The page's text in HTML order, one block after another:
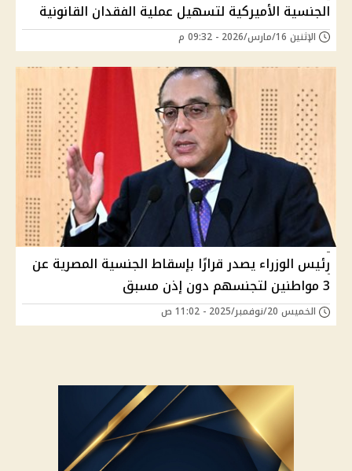
الجنسية الأميركية لتسهيل عملية الفقدان القانونية
الإثنين 16/مارس/2026 - 09:32 م
رئيس الوزراء يصدر قرارًا بإسقاط الجنسية المصرية عن
3 مواطنين لتجنسهم دون إذن مسبق
الخميس 20/نوفمبر/2025 - 11:02 ص